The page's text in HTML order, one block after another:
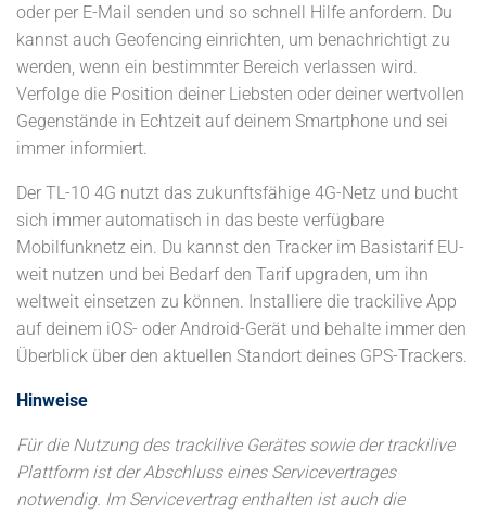
oder per E-Mail senden und so schnell Hilfe anfordern. Du
kannst auch Geofencing einrichten, um benachrichtigt zu
werden, wenn ein bestimmter Bereich verlassen wird.
Verfolge die Position deiner Liebsten oder deiner wertvollen
Gegenstände in Echtzeit auf deinem Smartphone und sei
immer informiert.
Der TL-10 4G nutzt das zukunftsfähige 4G-Netz und bucht
sich immer automatisch in das beste verfügbare
Mobilfunknetz ein. Du kannst den Tracker im Basistarif EU-
weit nutzen und bei Bedarf den Tarif upgraden, um ihn
weltweit einsetzen zu können. Installiere die trackilive App
auf deinem iOS- oder Android-Gerät und behalte immer den
Überblick über den aktuellen Standort deines GPS-Trackers.
Hinweise
Für die Nutzung des trackilive Gerätes sowie der trackilive
Plattform ist der Abschluss eines Servicevertrages
notwendig. Im Servicevertrag enthalten ist auch die